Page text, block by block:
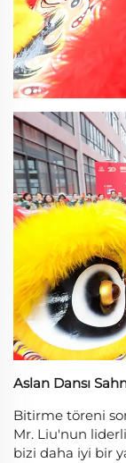
Aslan Dansı
Bitirme töreni
Mr. Liu'nun
bizi daha iyi bir